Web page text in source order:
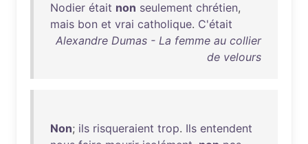
Nodier était non seulement chrétien,
mais bon et vrai catholique. C'était
Alexandre Dumas - La femme au collier
de velours
Non; ils risqueraient trop. Ils entendent